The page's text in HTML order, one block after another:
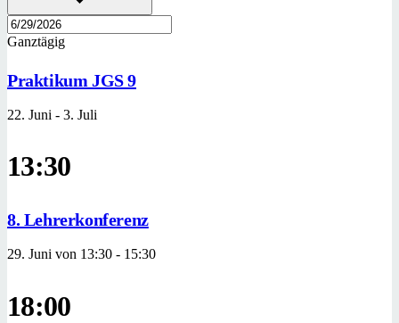
Ganztägig
Praktikum JGS 9
22. Juni - 3. Juli
13:30
8. Lehrerkonferenz
29. Juni von 13:30 - 15:30
18:00